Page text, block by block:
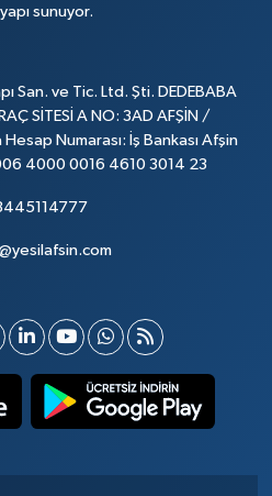
sunuyor.
San. ve Tic. Ltd. Şti. DEDEBABA
SİTESİ A NO: 3AD AFŞİN /
Numarası: İş Bankası Afşin
4000 0016 4610 3014 23